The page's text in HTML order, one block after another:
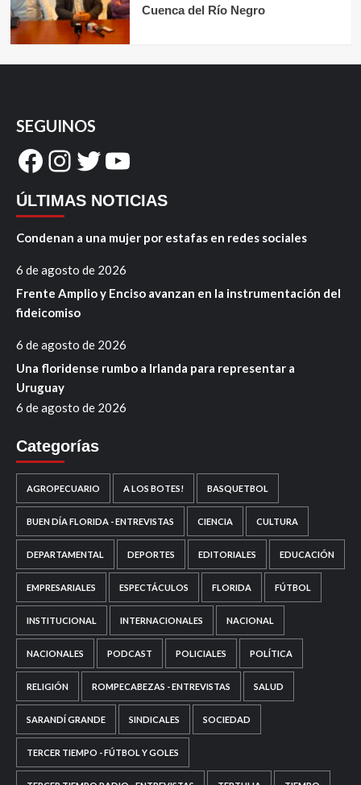
Cuenca del Río Negro
SEGUINOS
Facebook
Instagram
Twitter
YouTube
ÚLTIMAS NOTICIAS
Condenan a una mujer por estafas en redes sociales
6 de agosto de 2026
Frente Amplio y Enciso avanzan en la instrumentación del
fideicomiso
6 de agosto de 2026
Una floridense rumbo a Irlanda para representar a
Uruguay
6 de agosto de 2026
Categorías
AGROPECUARIO A LOS BOTES! BASQUETBOL
BUEN DÍA FLORIDA - ENTREVISTAS CIENCIA CULTURA
DEPARTAMENTAL DEPORTES EDITORIALES EDUCACIÓN
EMPRESARIALES ESPECTÁCULOS FLORIDA FÚTBOL
INSTITUCIONAL INTERNACIONALES NACIONAL
NACIONALES PODCAST POLICIALES POLÍTICA
RELIGIÓN ROMPECABEZAS - ENTREVISTAS SALUD
SARANDÍ GRANDE SINDICALES SOCIEDAD
TERCER TIEMPO - FÚTBOL Y GOLES